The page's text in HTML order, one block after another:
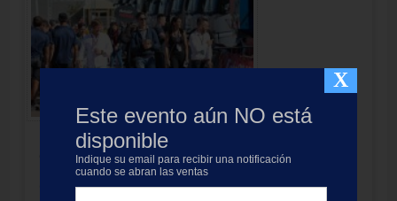
X
Este evento aún NO está
disponible
Indique su email para recibir una notificación
cuando se abran las ventas
MotoGP PremierRider
entrada 3 días moto GP Catalunya
Experiencias Premier: Viernes
Circuit de Barcelona-Catalunya Montmeló